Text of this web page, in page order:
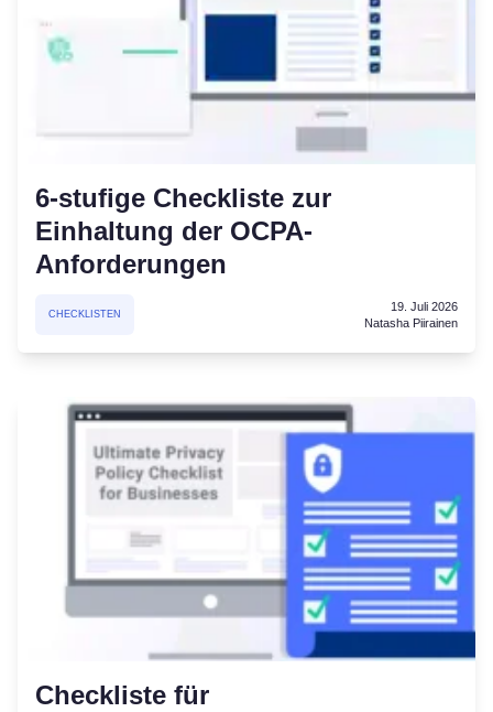
6-stufige Checkliste zur
Einhaltung der OCPA-
Anforderungen
CHECKLISTEN
19. Juli 2026
Natasha Piirainen
Checkliste für